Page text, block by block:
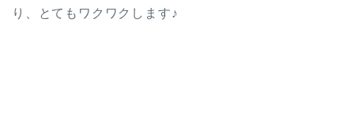
り、とてもワクワクします♪